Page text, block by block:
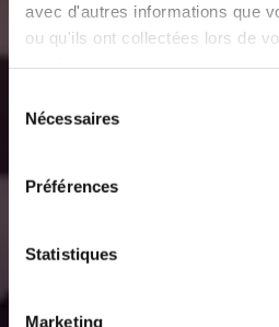
avec d'autres informations que
ou qu'ils ont collectées lors de
Nécessaires
Préférences
Statistiques
Marketing